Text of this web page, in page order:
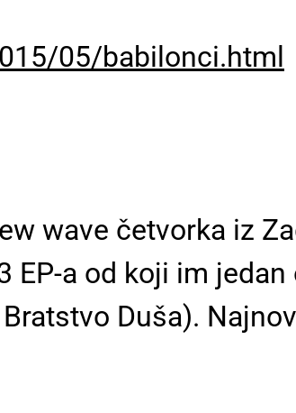
05/babilonci.html
wave četvorka iz
a od koji im
Duša).